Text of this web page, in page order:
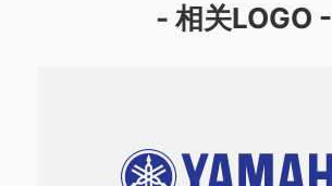
- 相关LOGO -